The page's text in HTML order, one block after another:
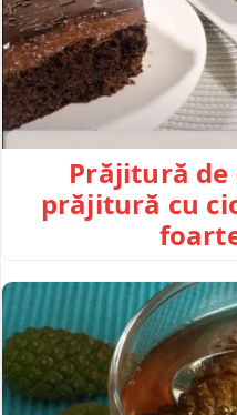
Prăjitură de
prăjitură cu